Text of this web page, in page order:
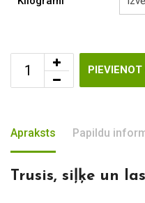
Apraksts Papildu
Trusis, siļķe un